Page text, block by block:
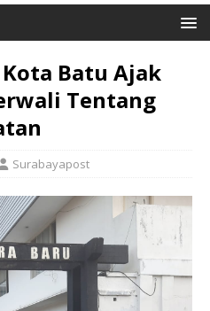
Batu Ajak
Tentang
Surabayapost